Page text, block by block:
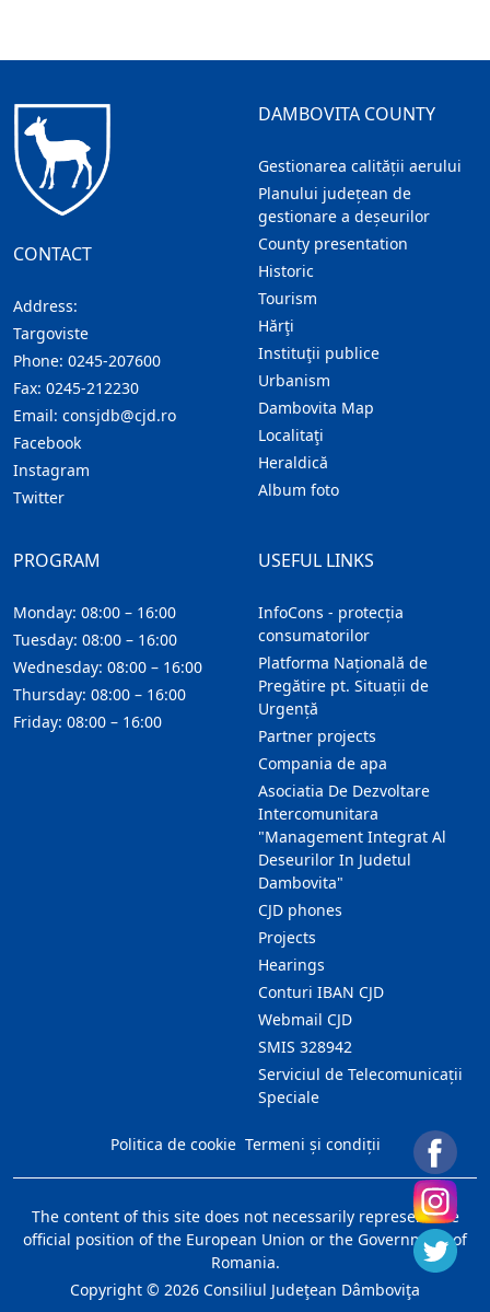
CONTACT
Address:
Targoviste
Phone: 0245-207600
Fax: 0245-212230
Email: consjdb@cjd.ro
Facebook
Instagram
Twitter
DAMBOVITA COUNTY
Gestionarea calității aerului
Planului județean de
gestionare a deșeurilor
County presentation
Historic
Tourism
Hărţi
Instituţii publice
Urbanism
Dambovita Map
Localitaţi
Heraldică
Album foto
USEFUL LINKS
InfoCons - protecția
consumatorilor
Platforma Națională de
Pregătire pt. Situații de
Urgență
Partner projects
Compania de apa
Asociatia De Dezvoltare
Intercomunitara
"Management Integrat Al
Deseurilor In Judetul
Dambovita"
CJD phones
Projects
Hearings
Conturi IBAN CJD
Webmail CJD
SMIS 328942
Serviciul de Telecomunicații
Speciale
PROGRAM
Monday: 08:00 – 16:00
Tuesday: 08:00 – 16:00
Wednesday: 08:00 – 16:00
Thursday: 08:00 – 16:00
Friday: 08:00 – 16:00
Politica de cookie Termeni și condiții
The content of this site does not necessarily represent the
official position of the European Union or the Government of
Romania.
Copyright © 2026 Consiliul Judeţean Dâmboviţa